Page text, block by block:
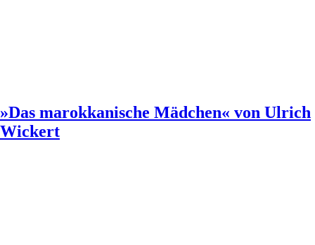
»Das marokkanische Mädchen« von Ulrich
Wickert